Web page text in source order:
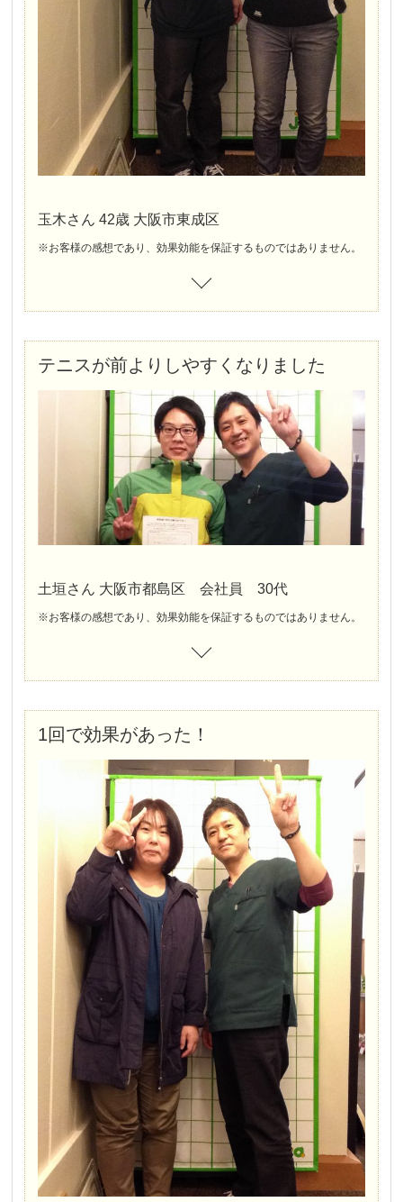
玉木さん 42歳 大阪市東成区
※お客様の感想であり、効果効能を保証するものではありません。
テニスが前よりしやすくなりました
土垣さん 大阪市都島区 会社員 30代
※お客様の感想であり、効果効能を保証するものではありません。
1回で効果があった！